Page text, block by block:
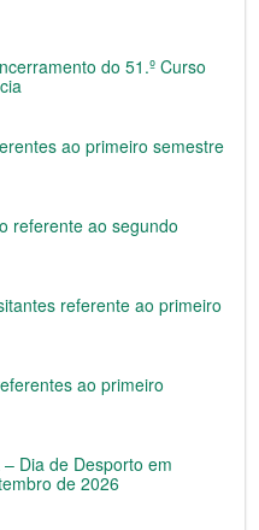
do 51.º Curso
ao primeiro semestre
referente ao segundo
referente ao primeiro
ao primeiro
Dia de Desporto em
de 2026